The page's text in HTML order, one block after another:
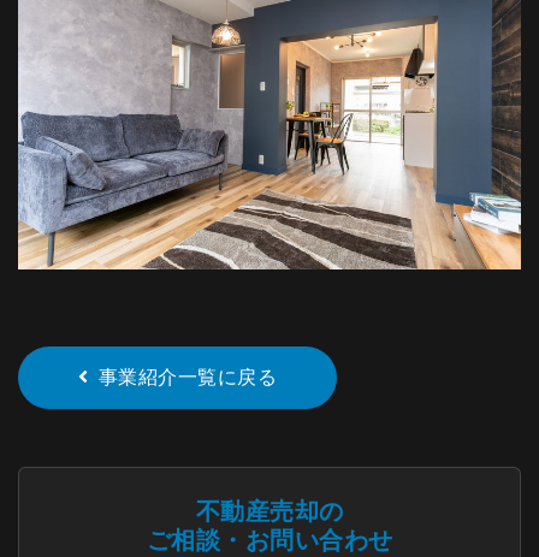
事業紹介一覧に戻る
不動産売却の
ご相談・お問い合わせ